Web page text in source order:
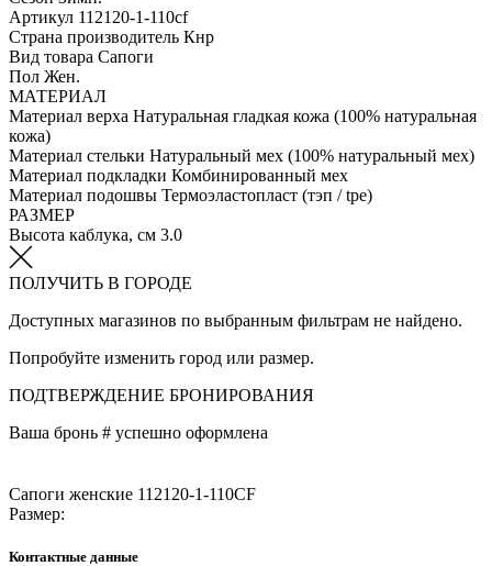
Артикул 112120-1-110cf
Страна производитель Кнр
Вид товара Сапоги
Пол Жен.
МАТЕРИАЛ
Материал верха Натуральная гладкая кожа (100% натуральная
кожа)
Материал стельки Натуральный мех (100% натуральный мех)
Материал подкладки Комбинированный мех
Материал подошвы Термоэластопласт (тэп / tpe)
РАЗМЕР
Высота каблука, см 3.0
ПОЛУЧИТЬ В ГОРОДЕ
Доступных магазинов по выбранным фильтрам не найдено.
Попробуйте изменить город или размер.
ПОДТВЕРЖДЕНИЕ БРОНИРОВАНИЯ
Ваша бронь # успешно оформлена
Сапоги женские 112120-1-110CF
Размер:
Контактные данные